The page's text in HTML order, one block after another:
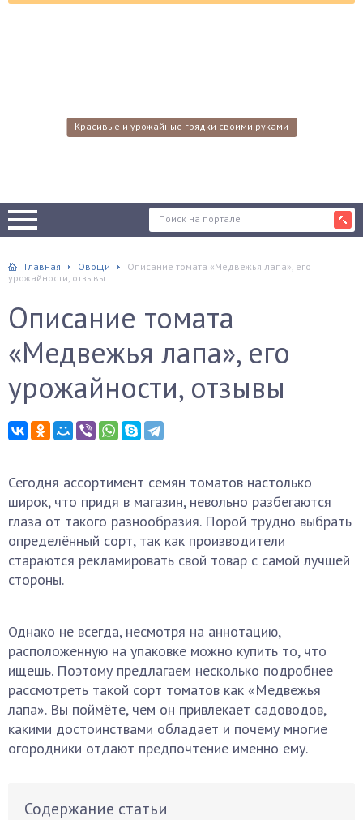
Красивые и урожайные грядки своими руками
Главная Овощи
Описание томата «Медвежья лапа», его
урожайности, отзывы
Описание томата
«Медвежья лапа», его
урожайности, отзывы
Сегодня ассортимент семян томатов настолько
широк, что придя в магазин, невольно разбегаются
глаза от такого разнообразия. Порой трудно выбрать
определённый сорт, так как производители
стараются рекламировать свой товар с самой лучшей
стороны.
Однако не всегда, несмотря на аннотацию,
расположенную на упаковке можно купить то, что
ищешь. Поэтому предлагаем несколько подробнее
рассмотреть такой сорт томатов как «Медвежья
лапа». Вы поймёте, чем он привлекает садоводов,
какими достоинствами обладает и почему многие
огородники отдают предпочтение именно ему.
Содержание статьи